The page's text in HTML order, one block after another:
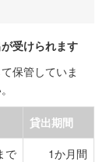
受けられます
保管していま
貸出期間
で
1か月間